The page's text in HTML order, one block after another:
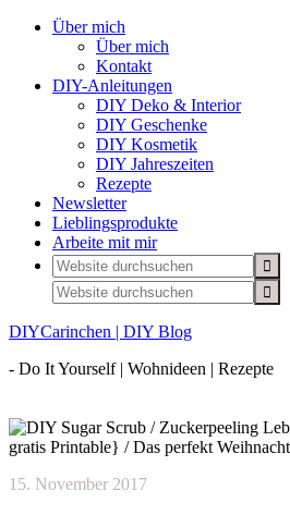
Über mich
Über mich
Kontakt
DIY-Anleitungen
DIY Deko & Interior
DIY Geschenke
DIY Kosmetik
DIY Jahreszeiten
Rezepte
Newsletter
Lieblingsprodukte
Arbeite mit mir
DIYCarinchen | DIY Blog
- Do It Yourself | Wohnideen | Rezepte
15. November 2017